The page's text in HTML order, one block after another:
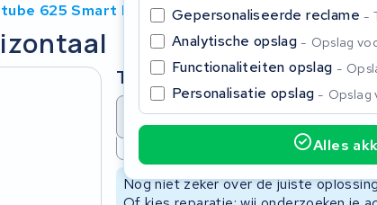
Gepersonaliseerde reclame
Analytische opslag Opslag
Functionaliteiten opslag
Personalisatie opslag Opslag
Alles
625 Smart Horizontaal
Type
Accu revisie Accu
Nog niet zeker over de juiste
Begin te typen in de zoekbalk om te zoeken